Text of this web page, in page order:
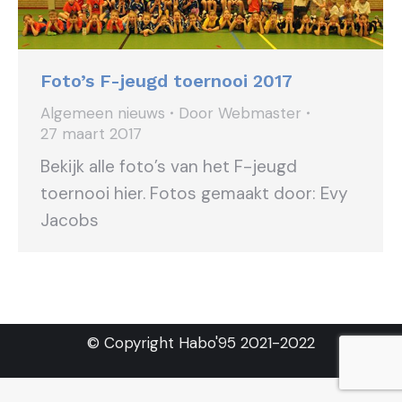
Foto’s F-jeugd toernooi 2017
Algemeen nieuws Door Webmaster
27 maart 2017
Bekijk alle foto’s van het F-jeugd
toernooi hier. Fotos gemaakt door: Evy
Jacobs
© Copyright Habo'95 2021-2022